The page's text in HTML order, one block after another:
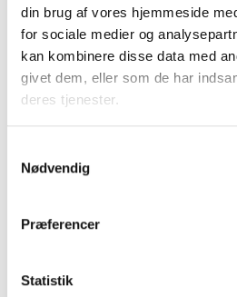
din brug af vores hjemmeside
for sociale medier og
kan kombinere disse data med
givet dem, eller som de har
deres tjenester.
Nødvendig
Præferencer
Statistik
BL INFORMERER
Nye krav om fjernaflæste
ejendomme skal være klar
2027
08. juni 2026
Ansvar for nødforsyning i
08. juni 2026
BL INFORMERER